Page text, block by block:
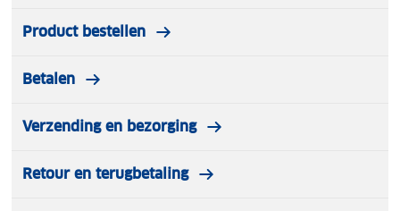
Product bestellen
Betalen
Verzending en bezorging
Retour en terugbetaling